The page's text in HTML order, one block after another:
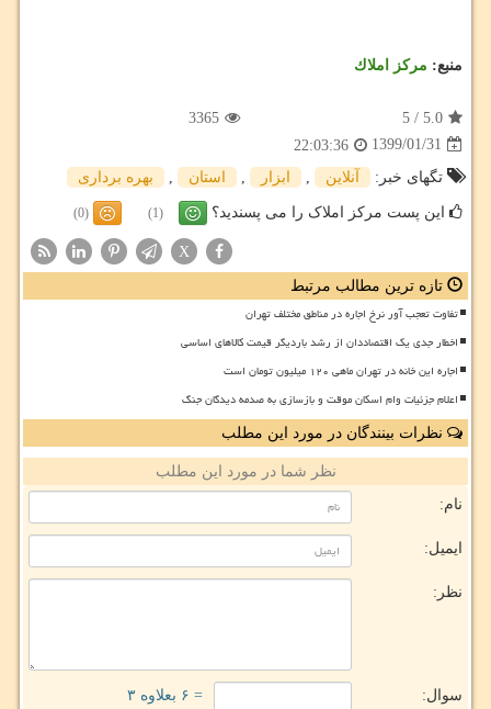
منبع: مركز املاك
5.0
/
5
3365
1399/01/31
22:03:36
تگهای خبر:
آنلاین ابزار استان بهره برداری
این پست مرکز املاک را می پسندید؟ (1)
(0)
X
تازه ترین مطالب مرتبط
تفاوت تعجب آور نرخ اجاره در مناطق مختلف تهران
اخطار جدی یک اقتصاددان از رشد باردیگر قیمت کالاهای اساسی
اجاره این خانه در تهران ماهی ۱۲۰ میلیون تومان است
اعلام جزئیات وام اسکان موقت و بازسازی به صدمه دیدگان جنگ
نظرات بینندگان در مورد این مطلب
نظر شما در مورد این مطلب
نام:
ایمیل:
نظر:
سوال: = ۶ بعلاوه ۳